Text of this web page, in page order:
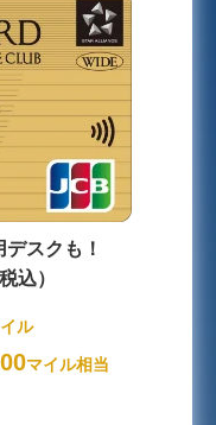
スクも！
込）
ル
マイル相当